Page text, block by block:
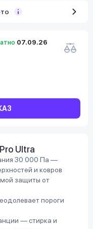
07.09.26
Ultra
30 000 Па —
и ковров
защиты от
пороги
— стирка и